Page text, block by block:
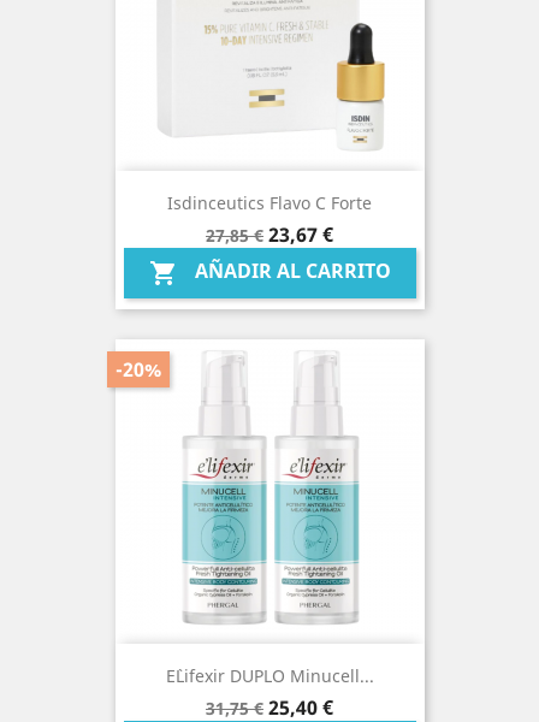
Isdinceutics Flavo C Forte
Precio
base
27,85 € Precio
23,67 €
 AÑADIR AL CARRITO
E`lifexir DUPLO Minucell...
Precio
31,75 €
-20%
Precio
25,40 €